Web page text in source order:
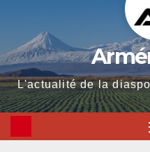
L'actualité de la